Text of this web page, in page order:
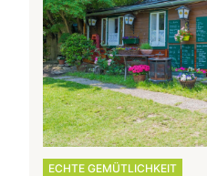
ECHTE GEMÜTLICHKEIT